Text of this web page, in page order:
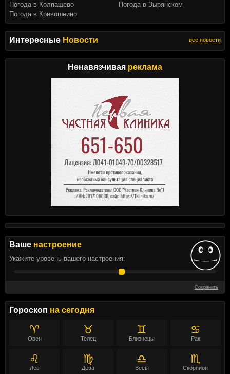
Интересные Новости все новости
Ненавязчивая реклама
Ваше настроение
Укажите уровень вашего настроения:
Сохранить
Гороскоп на сегодня
♈
Овен
♉
Телец
♊
Близнецы
♋
Рак
♌
Лев
♍
Дева
♎
Весы
♏
Скорпион
Погода в Колпашево
Погода в Кривошеино
Погода в Зырянском